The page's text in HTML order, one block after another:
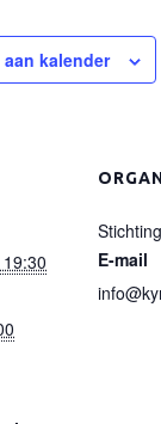
kalender
E-mail